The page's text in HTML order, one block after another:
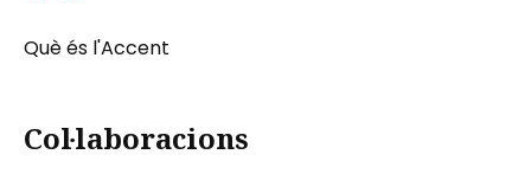
Què és l'Accent
Col·laboracions